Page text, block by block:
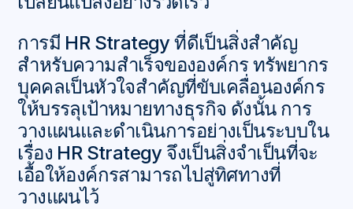
การมี HR Strategy ที่ดีเป็นสิ่งสำคัญ
สำหรับความสำเร็จขององค์กร ทรัพยากร
บุคคลเป็นหัวใจสำคัญที่ขับเคลื่อนองค์กร
ให้บรรลุเป้าหมายทางธุรกิจ ดังนั้น การ
วางแผนและดำเนินการอย่างเป็นระบบใน
เรื่อง HR Strategy จึงเป็นสิ่งจำเป็นที่จะ
เอื้อให้องค์กรสามารถไปสู่ทิศทางที่
วางแผนไว้